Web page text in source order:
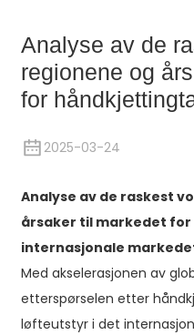
Analyse av de
regionene og
for
2025-03-24
Analyse av de raskest
årsaker til markedet
internasjonale
Med akselerasjonen av
etterspørselen etter
løfteutstyr i det